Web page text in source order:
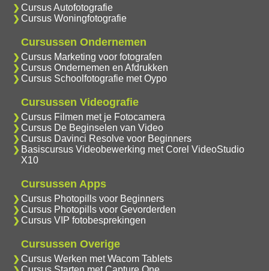
Cursus Autofotografie
Cursus Woningfotografie
Cursussen Ondernemen
Cursus Marketing voor fotografen
Cursus Ondernemen en Afdrukken
Cursus Schoolfotografie met Oypo
Cursussen Videografie
Cursus Filmen met je Fotocamera
Cursus De Beginselen van Video
Cursus Davinci Resolve voor Beginners
Basiscursus Videobewerking met Corel VideoStudio
X10
Cursussen Apps
Cursus Photopills voor Beginners
Cursus Photopills voor Gevorderden
Cursus VIP fotobesprekingen
Cursussen Overige
Cursus Werken met Wacom Tablets